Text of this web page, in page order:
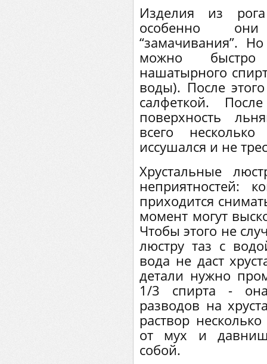
Изделия из
особенно они
“замачивания”.
можно быстро
нашатырного
воды). После
салфеткой.
поверхность
всего
иссушался и не
Хрустальные
неприятностей:
приходится
момент могут
Чтобы этого не
люстру таз с
вода не даст
детали нужно
1/3 спирта -
разводов на
раствор
от мух и
собой.